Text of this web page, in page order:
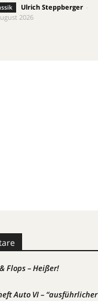
Ulrich Steppberger
2026
Flops – Heißer!
Auto VI – “ausführlicher